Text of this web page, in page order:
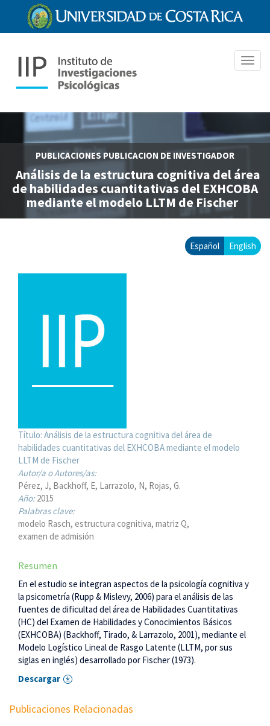
contenido
PUBLICACIONES PUBLICACION DE INVESTIGADOR
Análisis de la estructura cognitiva del área
de habilidades cuantitativas del EXHCOBA
mediante el modelo LLTM de Fischer
Español English
Título: Análisis de la estructura cognitiva del área de
habilidades cuantitativas del EXHCOBA mediante el modelo
LLTM de Fischer
Autor/a o Autores/as:
Pérez, J Backhoff, E Larrazolo, N Rojas, G.
Año:2015
Palabras clave:
modelo Rasch estructura cognitiva matriz Q
examen de admisión
Resumen
En el estudio se integran aspectos de la psicología cognitiva y
la psicometría (Rupp & Mislevy, 2006) para el análisis de las
fuentes de dificultad del área de Habilidades Cuantitativas
(HC) del Examen de Habilidades y Conocimientos Básicos
(EXHCOBA) (Backhoff, Tirado, & Larrazolo, 2001), mediante el
Modelo Logístico Lineal de Rasgo Latente (LLTM, por sus
siglas en inglés) desarrollado por Fischer (1973).
Descargar
Publicaciones Relacionadas